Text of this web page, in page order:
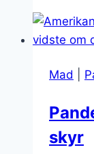
Mad
skyr